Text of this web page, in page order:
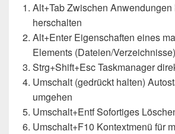
Alt+Tab Zwischen Anwendungen
herschalten
Alt+Enter Eigenschaften eines
Elements (Dateien/
Strg+Shift+Esc Taskmanager
Umschalt (gedrückt halten)
umgehen
Umschalt+Entf Sofortiges
Umschalt+F10 Kontextmenü für